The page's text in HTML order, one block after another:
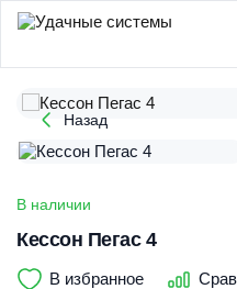
Назад
В наличии
Кессон Пегас 4
В избранное